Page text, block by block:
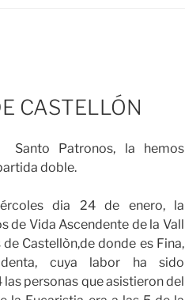
CASTELLÓN
Patronos, la hemos
doble.
dia 24 de enero, la
de Vida Ascendente de la Vall
Castellòn,de donde es Fina,
cuya labor ha sido
personas que asistieron del